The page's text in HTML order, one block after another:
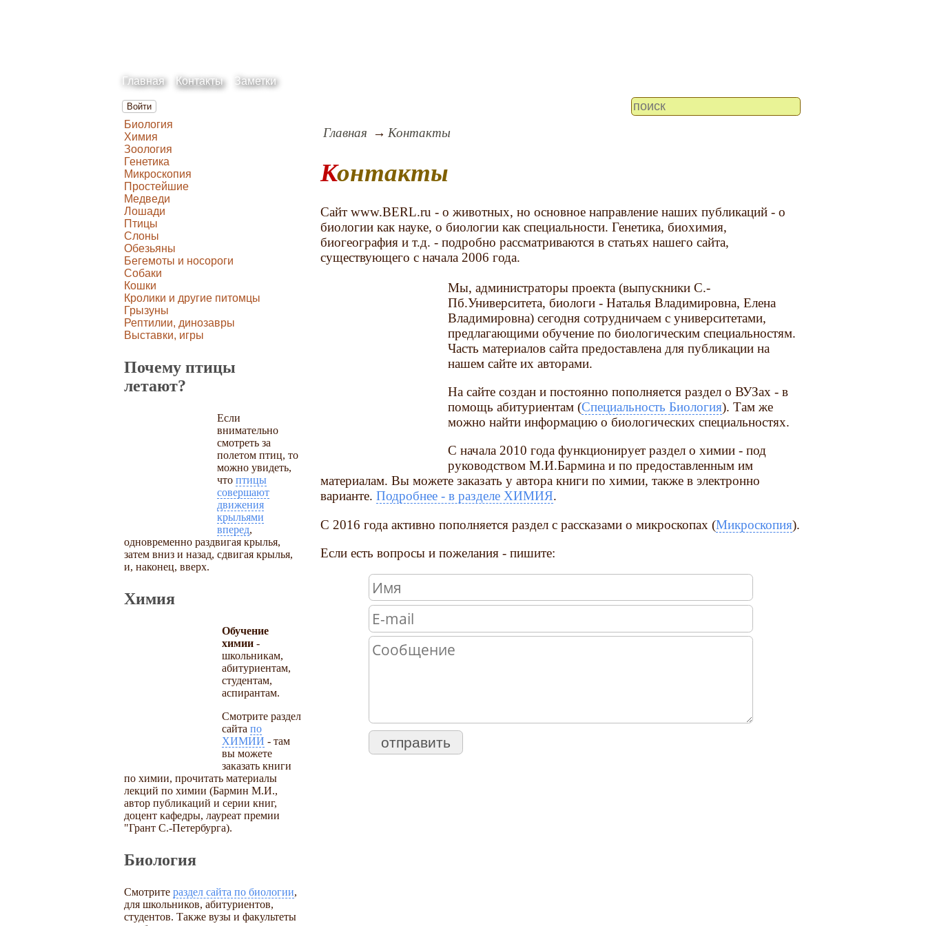
Главная Контакты Заметки
Войти
Биология
Химия
Зоология
Генетика
Микроскопия
Простейшие
Медведи
Лошади
Птицы
Слоны
Обезьяны
Бегемоты и носороги
Собаки
Кошки
Кролики и другие питомцы
Грызуны
Рептилии, динозавры
Выставки, игры
Почему птицы
летают?
Если
внимательно
смотреть за
полетом птиц, то
можно увидеть,
что птицы
совершают
движения
крыльями
вперед,
одновременно раздвигая крылья,
затем вниз и назад, сдвигая крылья,
и, наконец, вверх.
Химия
Обучение
химии -
школьникам,
абитуриентам,
студентам,
аспирантам.
Смотрите раздел
сайта по
ХИМИИ - там
вы можете
заказать книги
по химии, прочитать материалы
лекций по химии (Бармин М.И.,
автор публикаций и серии книг,
доцент кафедры, лауреат премии
"Грант С.-Петербурга).
Биология
Смотрите раздел сайта по биологии,
для школьников, абитуриентов,
студентов. Также вузы и факультеты
Главная Контакты
Контакты
Сайт www.BERL.ru - о животных, но основное направление наших публикаций - о
биологии как науке, о биологии как специальности. Генетика, биохимия,
биогеография и т.д. - подробно рассматриваются в статьях нашего сайта,
существующего с начала 2006 года.
Мы, администраторы проекта (выпускники С.-
Пб.Университета, биологи - Наталья Владимировна, Елена
Владимировна) сегодня сотрудничаем с университетами,
предлагающими обучение по биологическим специальностям.
Часть материалов сайта предоставлена для публикации на
нашем сайте их авторами.
На сайте создан и постоянно пополняется раздел о ВУЗах - в
помощь абитуриентам (Специальность Биология). Там же
можно найти информацию о биологических специальностях.
С начала 2010 года функционирует раздел о химии - под
руководством М.И.Бармина и по предоставленным им
материалам. Вы можете заказать у автора книги по химии, также в электронно
варианте.Подробнее - в разделе ХИМИЯ.
С 2016 года активно пополняется раздел с рассказами о микроскопах (Микроскопия).
Если есть вопросы и пожелания - пишите:
отправить